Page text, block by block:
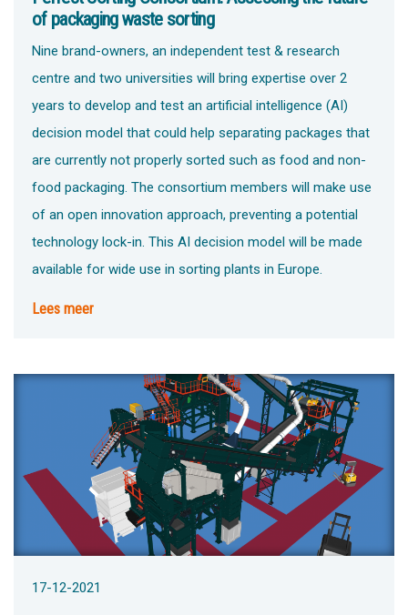
of packaging waste sorting
Nine brand-owners, an independent test & research
centre and two universities will bring expertise over 2
years to develop and test an artificial intelligence (AI)
decision model that could help separating packages that
are currently not properly sorted such as food and non-
food packaging. The consortium members will make use
of an open innovation approach, preventing a potential
technology lock-in. This AI decision model will be made
available for wide use in sorting plants in Europe.
Lees meer
17-12-2021